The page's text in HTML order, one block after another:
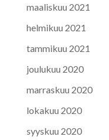
maaliskuu 2021
helmikuu 2021
tammikuu 2021
joulukuu 2020
marraskuu 2020
lokakuu 2020
syyskuu 2020